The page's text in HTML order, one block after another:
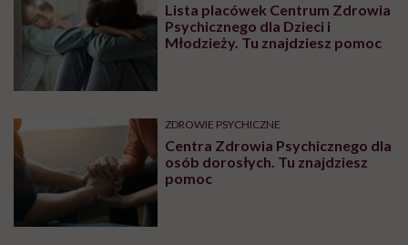
Lista placówek Centrum Zdrowia
Psychicznego dla Dzieci i
Młodzieży. Tu znajdziesz pomoc
ZDROWIE PSYCHICZNE
Centra Zdrowia Psychicznego dla
osób dorosłych. Tu znajdziesz
pomoc